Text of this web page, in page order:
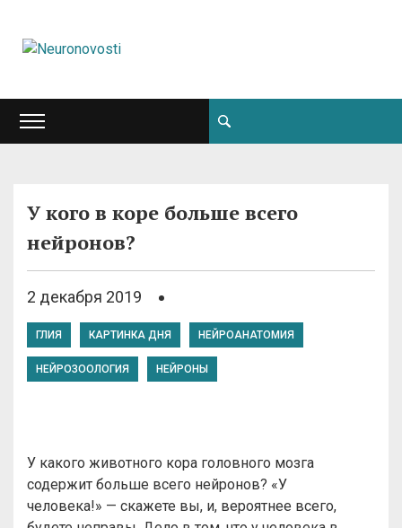
У кого в коре больше всего
нейронов?
2 декабря 2019
ГЛИЯ КАРТИНКА ДНЯ НЕЙРОАНАТОМИЯ
НЕЙРОЗООЛОГИЯ НЕЙРОНЫ
У какого животного кора головного мозга
содержит больше всего нейронов? «У
человека!» — скажете вы, и, вероятнее всего,